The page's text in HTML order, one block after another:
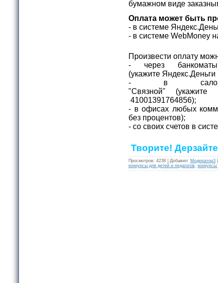
бумажном виде
Оплата может быть
- в системе
- в системе
Произвести оплату
- через
(укажите
- в
"Связной" (укажите
41001391764856);
- в офисах любых
без процентов);
- со своих счетов в
Творите!
Просмотров: 4238 Добавил: Модератор3
конкурсы для детей и педагогов